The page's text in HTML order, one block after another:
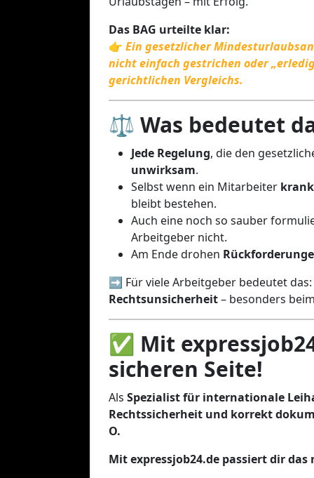
Das BAG urteilte klar:
👉 Ein gesetzlicher
nicht einfach gestrichen oder
gerichtlichen Vergleichs.
⚖️ Was bedeutet
Jede Regelung, die den
unwirksam.
Selbst wenn ein Mitarbeiter
bleibt bestehen.
Auch eine noch so sauber
Arbeitgeber nicht.
Am Ende drohen
➡️ Für viele Arbeitgeber bedeutet das:
Rechtsunsicherheit– besonders
✅ Mit
sicheren Seite!
Als Spezialist für internationale
Rechtssicherheit und korrekt
O.
Mit expressjob24.de passiert dir das